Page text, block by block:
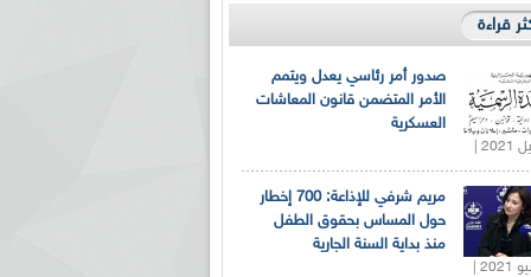
قراءة
صدور أمر رئاسي يعدل ويتمم
الأمر المتضمن قانون المعاشات
العسكرية
مريم شرفي للإذاعة: 700 إخطار
حول المساس بحقوق الطفل
منذ بداية السنة الجارية